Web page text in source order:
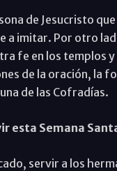
de Jesucristo
a imitar. Por otro
fe en los templos
de la oración, la
de las Cofradías.
esta Semana
servir a los